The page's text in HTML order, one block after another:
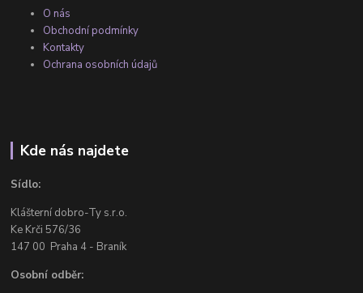
O nás
Obchodní podmínky
Kontakty
Ochrana osobních údajů
Kde nás najdete
Sídlo:
Klášterní dobro-Ty s.r.o.
Ke Krči 576/36
147 00 Praha 4 - Braník
Osobní odběr: